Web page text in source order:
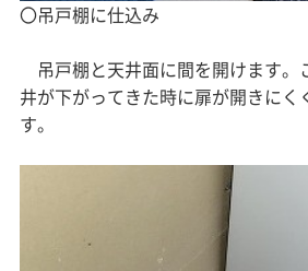
〇吊戸棚に仕込み
吊戸棚と天井面に間を開けます。
井が下がってきた時に扉が開きにく
す。